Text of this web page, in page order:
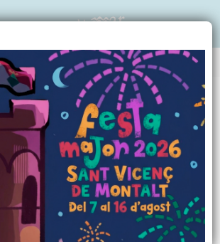
2 desembre 2012
de saló
celebren el